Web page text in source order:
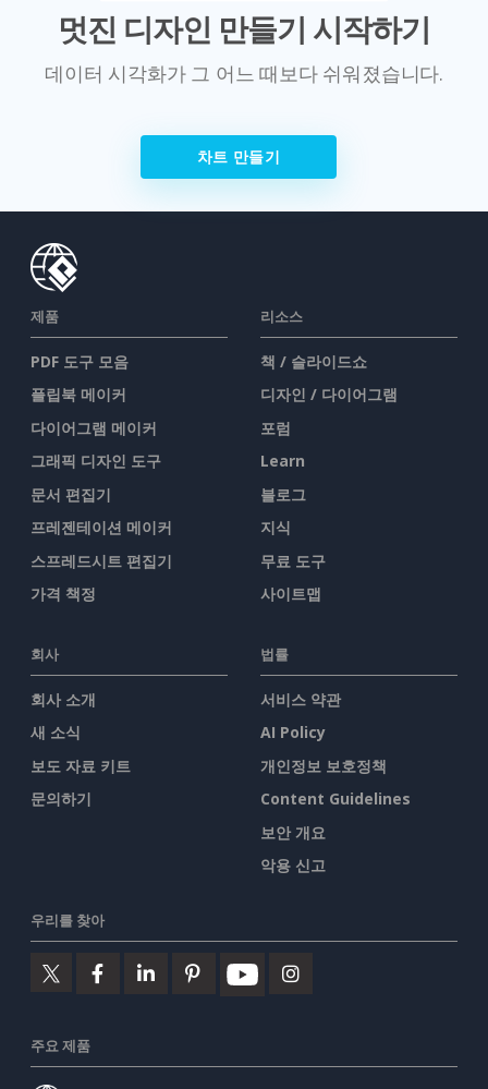
멋진 디자인 만들기 시작하기
데이터 시각화가 그 어느 때보다 쉬워졌습니다.
차트 만들기
제품
PDF 도구 모음
플립북 메이커
다이어그램 메이커
그래픽 디자인 도구
문서 편집기
프레젠테이션 메이커
스프레드시트 편집기
가격 책정
리소스
책 / 슬라이드쇼
디자인 / 다이어그램
포럼
Learn
블로그
지식
무료 도구
사이트맵
회사
회사 소개
새 소식
보도 자료 키트
문의하기
법률
서비스 약관
AI Policy
개인정보 보호정책
Content Guidelines
보안 개요
악용 신고
우리를 찾아
주요 제품